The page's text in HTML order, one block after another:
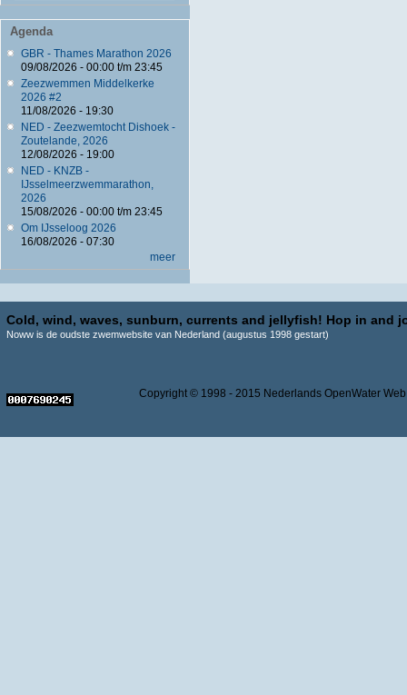
Agenda
GBR - Thames Marathon 2026
09/08/2026 - 00:00t/m 23:45
Zeezwemmen Middelkerke
2026 #2
11/08/2026 - 19:30
NED - Zeezwemtocht Dishoek -
Zoutelande, 2026
12/08/2026 - 19:00
NED - KNZB -
IJsselmeerzwemmarathon,
2026
15/08/2026 - 00:00t/m 23:45
Om IJsseloog 2026
16/08/2026 - 07:30
meer
Cold, wind, waves, sunburn, currents and jellyfish! Hop in and
Noww is de oudste zwemwebsite van Nederland (augustus 1998 gestart)
Copyright © 1998 - 2015 Nederlands OpenWater